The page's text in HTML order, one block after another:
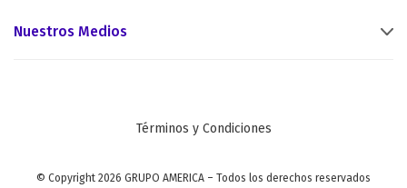
Nuestros Medios
Términos y Condiciones
© Copyright 2026 GRUPO AMERICA – Todos los derechos reservados